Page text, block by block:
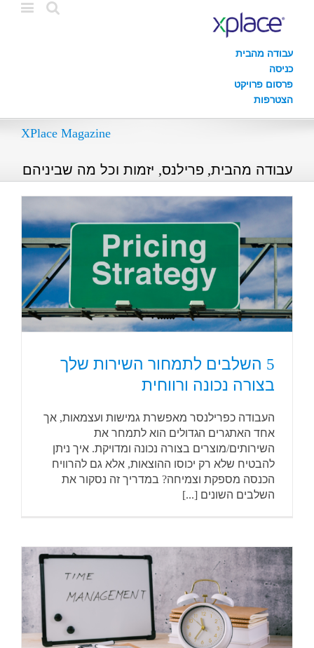
עבודה מהבית
כניסה
פרסום פרויקט
הצטרפות
XPlace Magazine
עבודה מהבית, פרילנס, יזמות וכל מה שביניהם
5 השלבים לתמחור השירות שלך
בצורה נכונה ורווחית
העבודה כפרילנסר מאפשרת גמישות ועצמאות, אך
אחד האתגרים הגדולים הוא לתמחר את
השירותים/מוצרים בצורה נכונה ומדויקת. איך ניתן
להבטיח שלא רק יכוסו ההוצאות, אלא גם להרוויח
הכנסה מספקת וצמיחה? במדריך זה נסקור את
השלבים השונים [...]